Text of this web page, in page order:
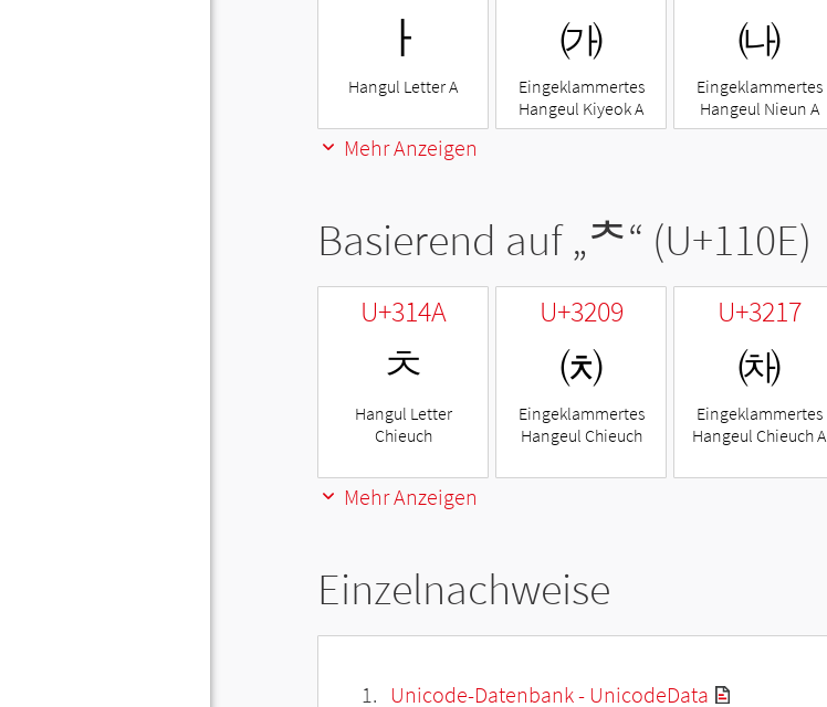
ㅏ
Hangul Letter A
㈎
Eingeklammertes
Hangeul Kiyeok A
㈏
Eingeklammertes
Hangeul Nieun A
Mehr Anzeigen
Basierend auf „ᄎ“ (U+110E)
U+314A
ㅊ
Hangul Letter
Chieuch
U+3209
㈉
Eingeklammertes
Hangeul Chieuch
U+3217
㈗
Eingeklammertes
Hangeul Chieuch A
Mehr Anzeigen
Einzelnachweise
Unicode-Datenbank - UnicodeData